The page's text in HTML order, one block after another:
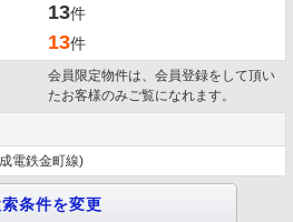
13件
13件
会員限定物件は、会員登録をして頂い
たお客様のみご覧になれます。
電鉄金町線)